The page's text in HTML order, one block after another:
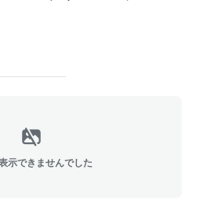
示できませんでした